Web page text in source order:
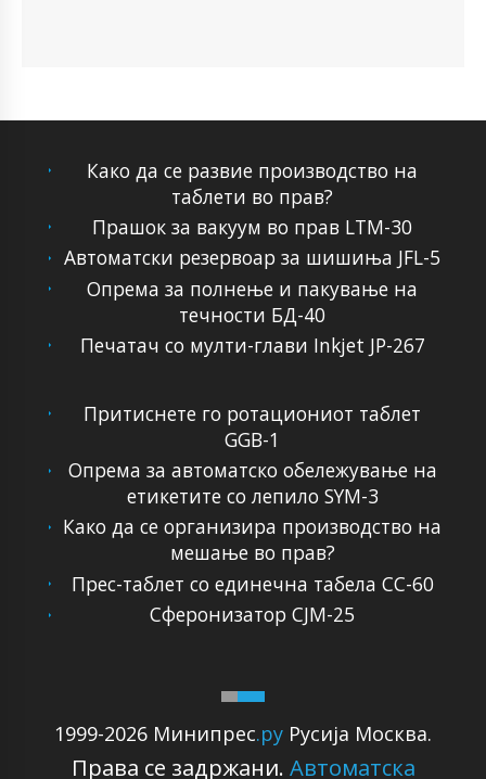
Како да се развие производство на
таблети во прав?
Прашок за вакуум во прав LTM-30
Автоматски резервоар за шишиња JFL-5
Опрема за полнење и пакување на
течности БД-40
Печатач со мулти-глави Inkjet JP-267
1999-2026 Минипрес.ру Русија Москва.
Права се задржани. Автоматска
Притиснете го ротациониот таблет
GGB-1
Опрема за автоматско обележување на
етикетите со лепило SYM-3
Како да се организира производство на
мешање во прав?
Прес-таблет со единечна табела CC-60
Сферонизатор CJM-25